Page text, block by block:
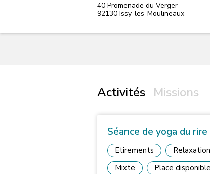
40 Promenade du Verger
92130 Issy-les-Moulineaux
Activités Missions
Séance de yoga du rire
Etirements
Relaxation
Mixte
Place disponible